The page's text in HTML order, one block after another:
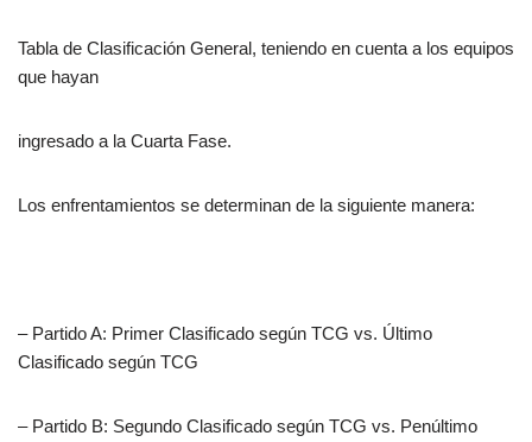
Tabla de Clasificación General, teniendo en cuenta a los equipos
que hayan
ingresado a la Cuarta Fase.
Los enfrentamientos se determinan de la siguiente manera:
– Partido A: Primer Clasificado según TCG vs. Último
Clasificado según TCG
– Partido B: Segundo Clasificado según TCG vs. Penúltimo